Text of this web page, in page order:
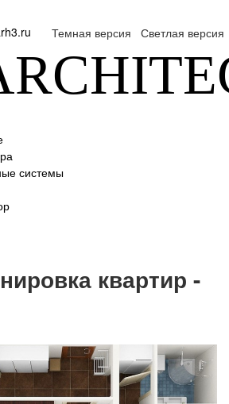
Темная версия Светлая версия
системы
квартир -